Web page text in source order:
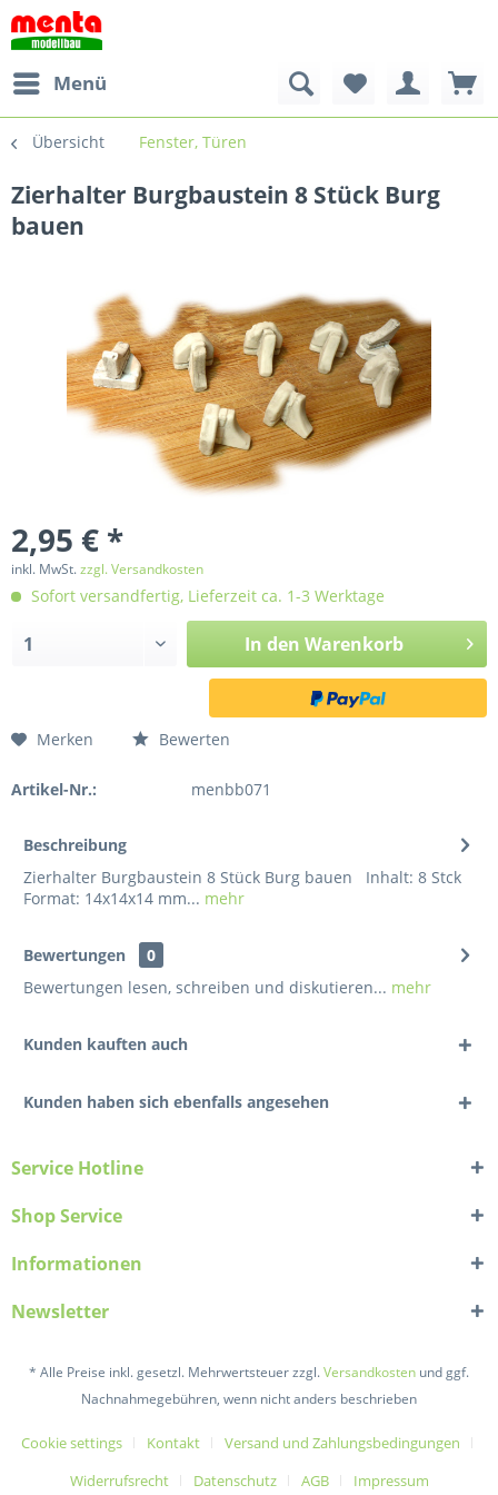
Menü
Übersicht Fenster, Türen
Zierhalter Burgbaustein 8 Stück Burg
bauen
2,95 € *
inkl. MwSt.zzgl. Versandkosten
Sofort versandfertig, Lieferzeit ca. 1-3 Werktage
In den Warenkorb
Merken Bewerten
Artikel-Nr.: menbb071
Beschreibung
Zierhalter Burgbaustein 8 Stück Burg bauen Inhalt: 8 Stck
Format: 14x14x14 mm... mehr
Bewertungen
0
Bewertungen lesen, schreiben und diskutieren... mehr
Kunden kauften auch
Kunden haben sich ebenfalls angesehen
Service Hotline
Shop Service
Informationen
Newsletter
* Alle Preise inkl. gesetzl. Mehrwertsteuer zzgl.Versandkosten und ggf.
Nachnahmegebühren, wenn nicht anders beschrieben
Cookie settings Kontakt
Versand und Zahlungsbedingungen
Widerrufsrecht
Datenschutz AGB Impressum